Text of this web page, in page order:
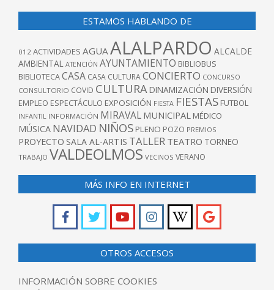
ESTAMOS HABLANDO DE
012 ACTIVIDADES AGUAALALPARDO ALCALDE
AMBIENTAL ATENCIÓN AYUNTAMIENTO BIBLIOBUS
BIBLIOTECACASA CASA CULTURACONCIERTO CONCURSO
CONSULTORIO COVID CULTURA DINAMIZACIÓN DIVERSIÓN
EMPLEO ESPECTÁCULO EXPOSICIÓN FIESTA FIESTAS FUTBOL
INFANTIL INFORMACIÓN MIRAVAL MUNICIPAL MÉDICO
MÚSICA NAVIDAD NIÑOS PLENO POZO PREMIOS
PROYECTO SALA AL-ARTIS TALLER TEATRO TORNEO
TRABAJO VALDEOLMOS VECINOS VERANO
MÁS INFO EN INTERNET
OTROS ACCESOS
INFORMACIÓN SOBRE COOKIES